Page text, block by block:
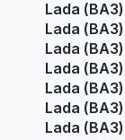
Lada (ВАЗ)
Lada
Lada
Lada
Lada (ВАЗ)
Lada
Lada